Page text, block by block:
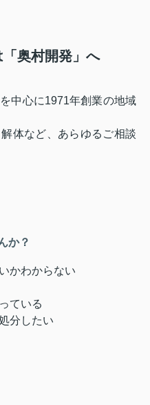
奥村開発」へ
中心に1971年創業の地域
体など、あらゆるご相談
か？
かわからない
ている
分したい